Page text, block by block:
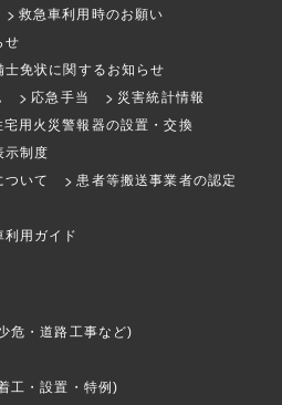
救急車利用時のお願い
せ
免状に関するお知らせ
応急手当
災害統計情報
宅用火災警報器の設置・交換
示制度
ついて
患者等搬送事業者の認定
用ガイド
危・道路工事など)
工・設置・特例)